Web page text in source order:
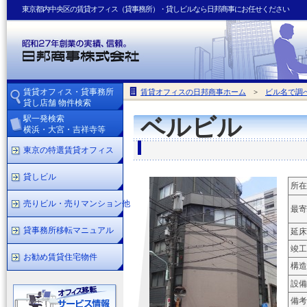
東京都内中央区の賃貸オフィス（貸事務所）・貸しビルなら日邦商事にお任せください
賃貸オフィスの日邦商事ホーム > ビル名で調
ベルビル
所
最
延床
竣工
構
設備
備考
賃貸オフィス・貸事務所
貸し店舗 物件検索
駅一発検索
横浜・大宮・吉祥寺等
東京の特選賃貸オフィス
貸しビル
売りビル・売りマンション他
貸事務所移転マニュアル
お勧め賃貸住宅物件